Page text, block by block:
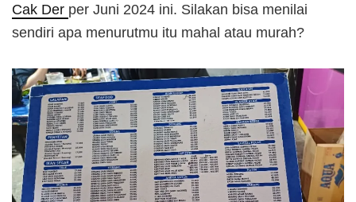
Cak Der per Juni 2024 ini. Silakan bisa menilai
sendiri apa menurutmu itu mahal atau murah?